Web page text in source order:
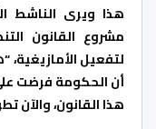
هذا ويرى الناشط
هذا القانون، والآن تطرح